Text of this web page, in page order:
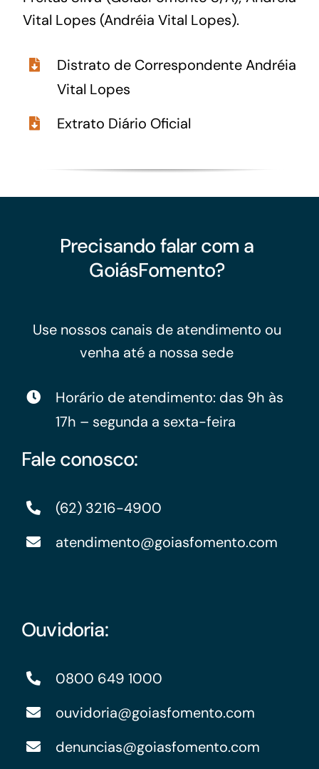
Vital Lopes (Andréia Vital Lopes).
Distrato de Correspondente Andréia
Vital Lopes
Extrato Diário Oficial
Precisando falar com a
GoiásFomento?
Use nossos canais de atendimento ou
venha até a nossa sede
Horário de atendimento: das 9h às
17h – segunda a sexta-feira
Fale conosco:
(62) 3216-4900
atendimento@goiasfomento.com
Ouvidoria:
0800 649 1000
ouvidoria@goiasfomento.com
denuncias@goiasfomento.com